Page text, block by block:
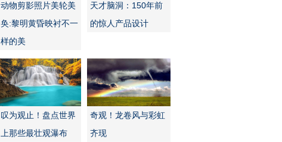
动物剪影照片美轮美
奂:黎明黄昏映衬不一
样的美
天才脑洞：150年前
的惊人产品设计
叹为观止！盘点世界
上那些最壮观瀑布
奇观！龙卷风与彩虹
齐现